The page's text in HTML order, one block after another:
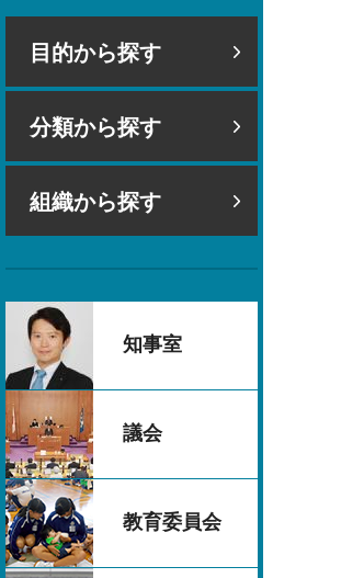
目的から探す
分類から探す
組織から探す
知事室
議会
教育委員会